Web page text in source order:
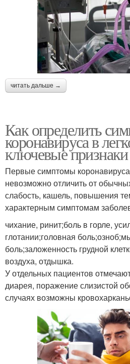
читать дальше →
Как определить
коронавируса в
ключевые признаки
Первые симптомы коронавируса
невозможно отличить от
слабость, кашель, повышения
характерным симптомам
чихание, ринит;боль в горле,
глотании;головная
боль;заложенность грудной
воздуха, отдышка.
У отдельных пациентов
диарея, поражение слизистой
случаях возможны